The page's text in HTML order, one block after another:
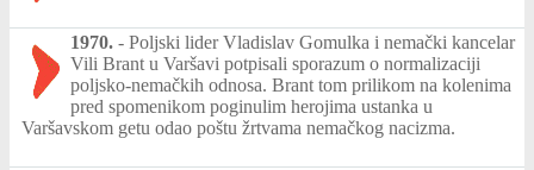
1970. - Poljski lider Vladislav Gomulka i nemački kancelar
Vili Brant u Varšavi potpisali sporazum o normalizaciji
poljsko-nemačkih odnosa. Brant tom prilikom na kolenima
pred spomenikom poginulim herojima ustanka u
Varšavskom getu odao poštu žrtvama nemačkog nacizma.